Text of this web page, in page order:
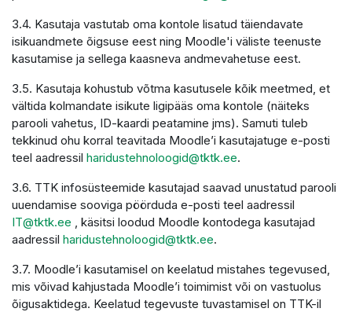
3.4. Kasutaja vastutab oma kontole lisatud täiendavate
isikuandmete õigsuse eest ning Moodle'i väliste teenuste
kasutamise ja sellega kaasneva andmevahetuse eest.
3.5. Kasutaja kohustub võtma kasutusele kõik meetmed, et
vältida kolmandate isikute ligipääs oma kontole (näiteks
parooli vahetus, ID-kaardi peatamine jms). Samuti tuleb
tekkinud ohu korral teavitada Moodle’i kasutajatuge e-posti
teel aadressil haridustehnoloogid@tktk.ee.
3.6. TTK infosüsteemide kasutajad saavad unustatud parooli
uuendamise sooviga pöörduda e-posti teel aadressil
IT@tktk.ee , käsitsi loodud Moodle kontodega kasutajad
aadressil haridustehnoloogid@tktk.ee.
3.7. Moodle’i kasutamisel on keelatud mistahes tegevused,
mis võivad kahjustada Moodle’i toimimist või on vastuolus
õigusaktidega. Keelatud tegevuste tuvastamisel on TTK-il